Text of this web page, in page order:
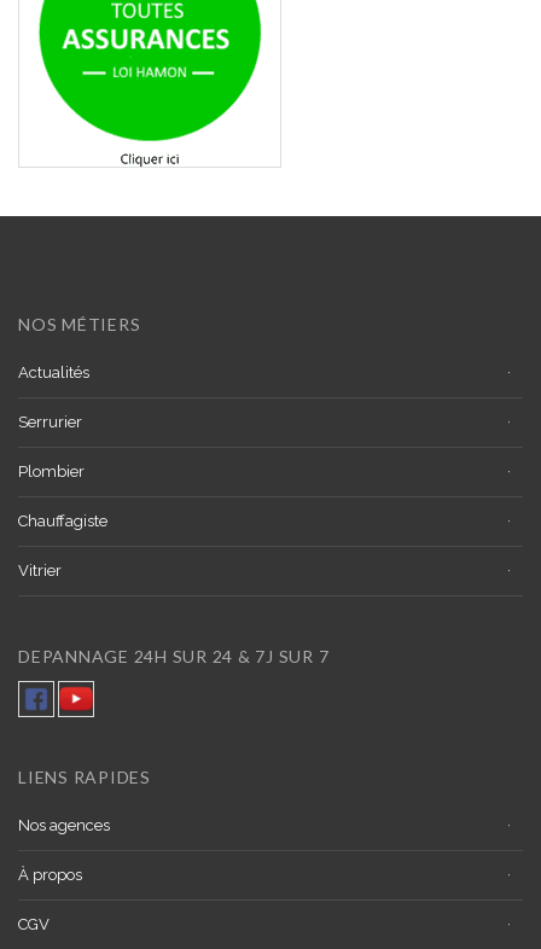
NOS MÉTIERS
Actualités
Serrurier
Plombier
Chauffagiste
Vitrier
DEPANNAGE 24H SUR 24 & 7J SUR 7
LIENS RAPIDES
Nos agences
À propos
CGV